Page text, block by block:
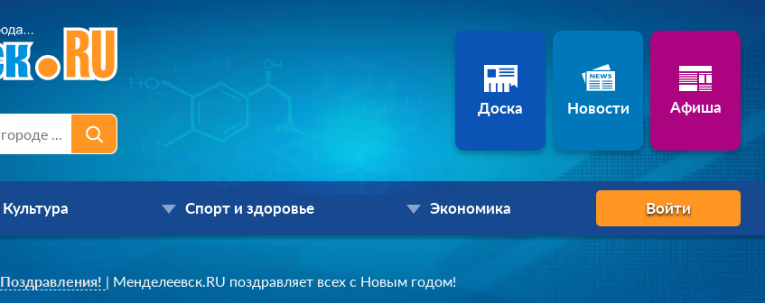
Доска Новости Афиша
Культура Спорт и здоровье Экономика Войти
Поздравления! | Менделеевск.RU поздравляет всех с Новым годом!